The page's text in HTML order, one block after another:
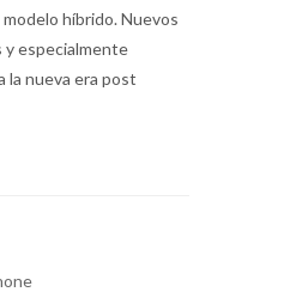
híbrido. Nuevos
y especialmente
la nueva era post